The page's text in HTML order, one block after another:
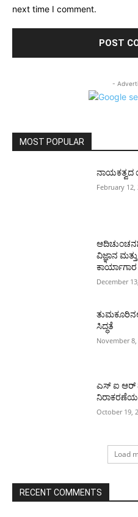
next time I comment.
-
MOST POPULAR
ನಾಯಕತ್ವದ
February 12,
ವಿಜ್ಞಾನ
ಕಾರ್ಯಾಗಾರ
December
ಸಿದ್ಧತೆ
November 8,
ಎಸ್ ಐ ಆರ್
ನಿರಾಕರಣೆಯ
October 19,
Load
RECENT COMMENTS